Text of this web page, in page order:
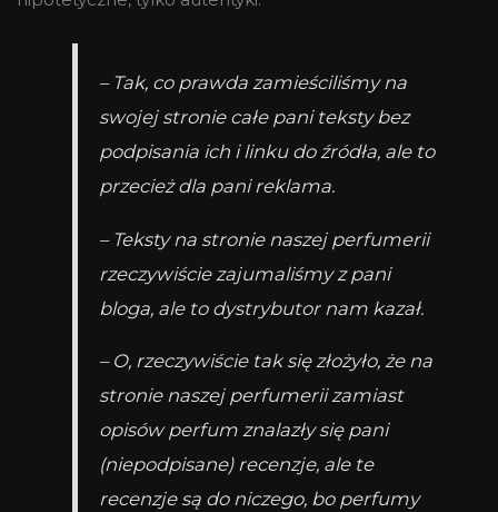
– Tak, co prawda zamieściliśmy na
swojej stronie całe pani teksty bez
podpisania ich i linku do źródła, ale to
przecież dla pani reklama.
– Teksty na stronie naszej perfumerii
rzeczywiście zajumaliśmy z pani
bloga, ale to dystrybutor nam kazał.
– O, rzeczywiście tak się złożyło, że na
stronie naszej perfumerii zamiast
opisów perfum znalazły się pani
(niepodpisane) recenzje, ale te
recenzje są do niczego, bo perfumy